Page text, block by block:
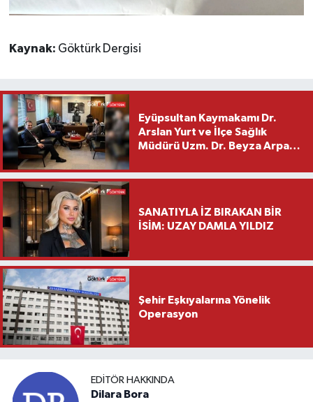
Kaynak: Göktürk Dergisi
Eyüpsultan Kaymakamı Dr.
Arslan Yurt ve İlçe Sağlık
Müdürü Uzm. Dr. Beyza Arpacı
Ziyareti
SANATIYLA İZ BIRAKAN BİR
İSİM: UZAY DAMLA YILDIZ
Şehir Eşkıyalarına Yönelik
Operasyon
EDITÖR HAKKINDA
Dilara Bora